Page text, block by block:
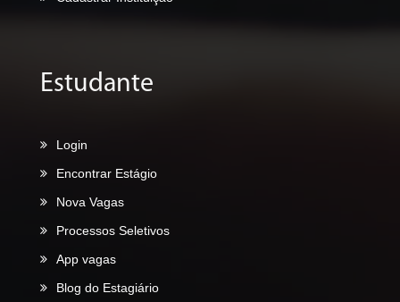
Estudante
Login
Encontrar Estágio
Nova Vagas
Processos Seletivos
App vagas
Blog do Estagiário